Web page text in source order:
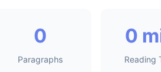
0
Paragraphs
0
Reading